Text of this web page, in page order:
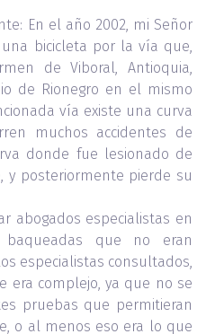
En el año 2002, mi Señor
bicicleta por la vía que,
de Viboral, Antioquia,
de Rionegro en el mismo
vía existe una curva
muchos accidentes de
donde fue lesionado de
y posteriormente pierde su
abogados especialistas en
baqueadas que no eran
especialistas consultados,
era complejo, ya que no se
pruebas que permitieran
o al menos eso era lo que